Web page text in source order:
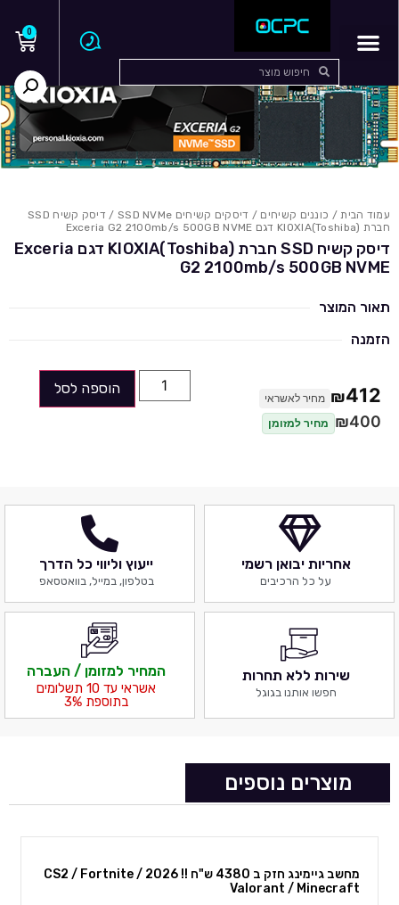
0
עמוד הבית/ כוננים קשיחים / דיסקים קשיחים SSD NVMe
/ דיסק קשיח SSD
חברת KIOXIA(Toshiba) דגם Exceria G2 2100mb/s 500GB NVME
דיסק קשיח SSD חברת KIOXIA(Toshiba) דגם Exceria
G2 2100mb/s 500GB NVME
תאור המוצר
הזמנה
₪412 מחיר לאשראי
₪400 מחיר למזומן
הוספה לסל
אחריות יבואן רשמי
על כל הרכיבים
ייעוץ וליווי כל הדרך
בטלפון, במייל, בוואטסאפ
שירות ללא תחרות
חפשו אותנו בגוגל
המחיר למזומן / העברה
אשראי עד 10 תשלומים
בתוספת 3%
מוצרים נוספים
מחשב גיימינג חזק ב 4380 ש"ח !! 2026 CS2 / Fortnite /
Valorant / Minecraft